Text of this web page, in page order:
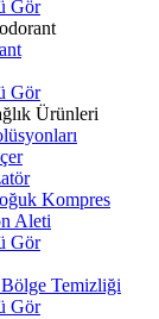
Gör
Gör
Ürünleri
Kompres
Aleti
Gör
Temizliği
Gör